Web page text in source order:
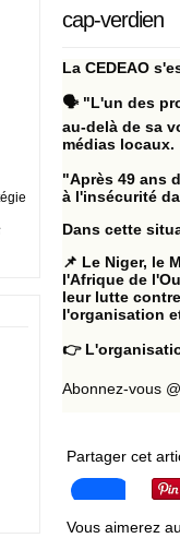
cap-verdien
La CEDEAO
🗣 "L'un des
au-delà de sa
médias locaux.
"Après 49 ans
à l'insécurité
Dans cette
📌 Le Niger, le
l'Afrique de
leur lutte
l'organisation
👉
Abonnez-vous
Partager cet
Vous aimerez